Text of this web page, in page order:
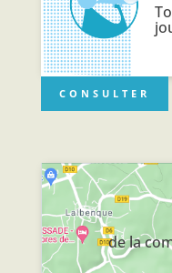
CONSULTER
de la